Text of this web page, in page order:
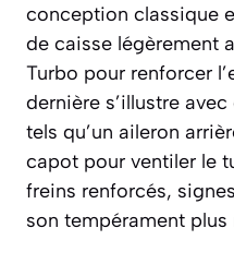
conception classique
de caisse légèrement
Turbo pour renforcer
dernière s’illustre
tels qu’un aileron
capot pour ventiler le
freins renforcés,
son tempérament plus